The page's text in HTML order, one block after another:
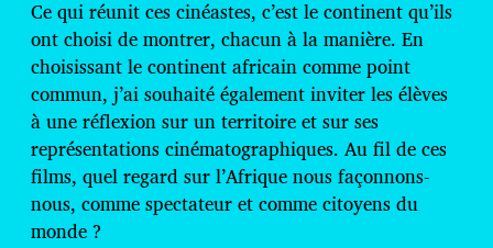
Ce qui réunit ces cinéastes, c’est le continent qu’ils
ont choisi de montrer, chacun à la manière. En
choisissant le continent africain comme point
commun, j’ai souhaité également inviter les élèves
à une réflexion sur un territoire et sur ses
représentations cinématographiques. Au fil de ces
films, quel regard sur l’Afrique nous façonnons-
nous, comme spectateur et comme citoyens du
monde ?